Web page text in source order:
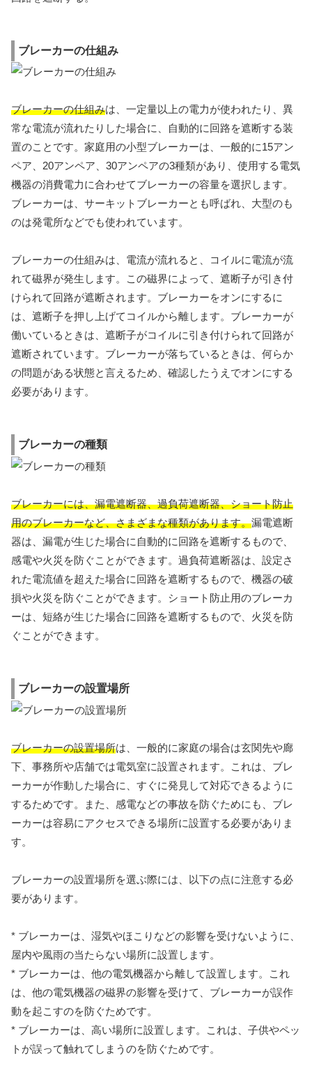
ブレーカーの仕組み
ブレーカーの仕組みは、一定量以上の電力が使われたり、異
常な電流が流れたりした場合に、自動的に回路を遮断する装
置のことです。家庭用の小型ブレーカーは、一般的に15アン
ペア、20アンペア、30アンペアの3種類があり、使用する電気
機器の消費電力に合わせてブレーカーの容量を選択します。
ブレーカーは、サーキットブレーカーとも呼ばれ、大型のも
のは発電所などでも使われています。
ブレーカーの仕組みは、電流が流れると、コイルに電流が流
れて磁界が発生します。この磁界によって、遮断子が引き付
けられて回路が遮断されます。ブレーカーをオンにするに
は、遮断子を押し上げてコイルから離します。ブレーカーが
働いているときは、遮断子がコイルに引き付けられて回路が
遮断されています。ブレーカーが落ちているときは、何らか
の問題がある状態と言えるため、確認したうえでオンにする
必要があります。
ブレーカーの種類
ブレーカーには、漏電遮断器、過負荷遮断器、ショート防止
用のブレーカーなど、さまざまな種類があります。漏電遮断
器は、漏電が生じた場合に自動的に回路を遮断するもので、
感電や火災を防ぐことができます。過負荷遮断器は、設定さ
れた電流値を超えた場合に回路を遮断するもので、機器の破
損や火災を防ぐことができます。ショート防止用のブレーカ
ーは、短絡が生じた場合に回路を遮断するもので、火災を防
ぐことができます。
ブレーカーの設置場所
ブレーカーの設置場所は、一般的に家庭の場合は玄関先や廊
下、事務所や店舗では電気室に設置されます。これは、ブレ
ーカーが作動した場合に、すぐに発見して対応できるように
するためです。また、感電などの事故を防ぐためにも、ブレ
ーカーは容易にアクセスできる場所に設置する必要がありま
す。
ブレーカーの設置場所を選ぶ際には、以下の点に注意する必
要があります。
* ブレーカーは、湿気やほこりなどの影響を受けないように、
屋内や風雨の当たらない場所に設置します。
* ブレーカーは、他の電気機器から離して設置します。これ
は、他の電気機器の磁界の影響を受けて、ブレーカーが誤作
動を起こすのを防ぐためです。
* ブレーカーは、高い場所に設置します。これは、子供やペッ
トが誤って触れてしまうのを防ぐためです。